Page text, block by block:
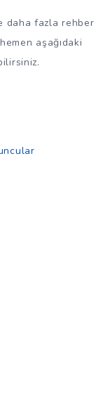
daha fazla rehber
aşağıdaki